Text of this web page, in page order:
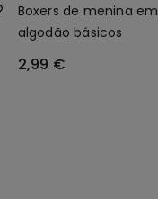
Boxers de menina em
algodão básicos
2,99 €